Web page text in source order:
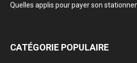
Quelles applis pour payer son
CATÉGORIE POPULAIRE